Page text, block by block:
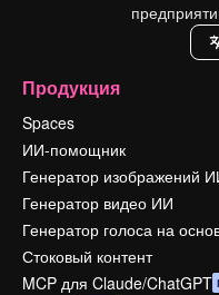
Продукция
Spaces
ИИ-помощник
Генератор изображений
Генератор видео ИИ
Генератор голоса на
Стоковый контент
MCP для Claude/ChatGPT